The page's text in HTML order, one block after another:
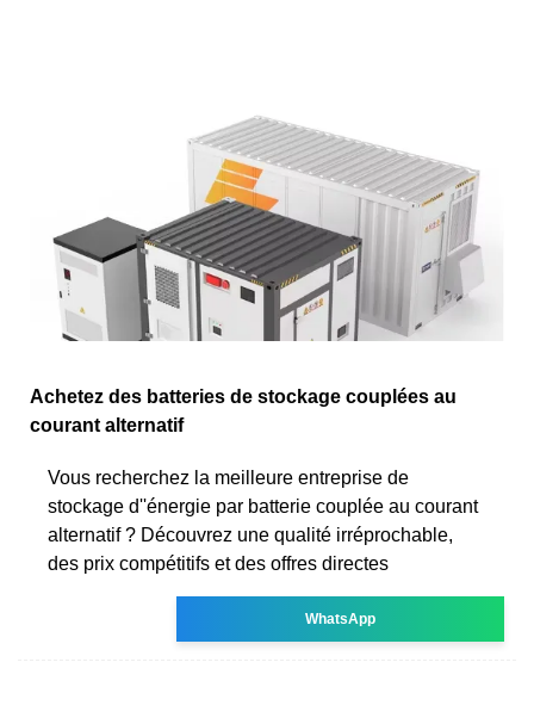
Achetez des batteries de stockage couplées au
courant alternatif
Vous recherchez la meilleure entreprise de
stockage d''énergie par batterie couplée au courant
alternatif ? Découvrez une qualité irréprochable,
des prix compétitifs et des offres directes
WhatsApp